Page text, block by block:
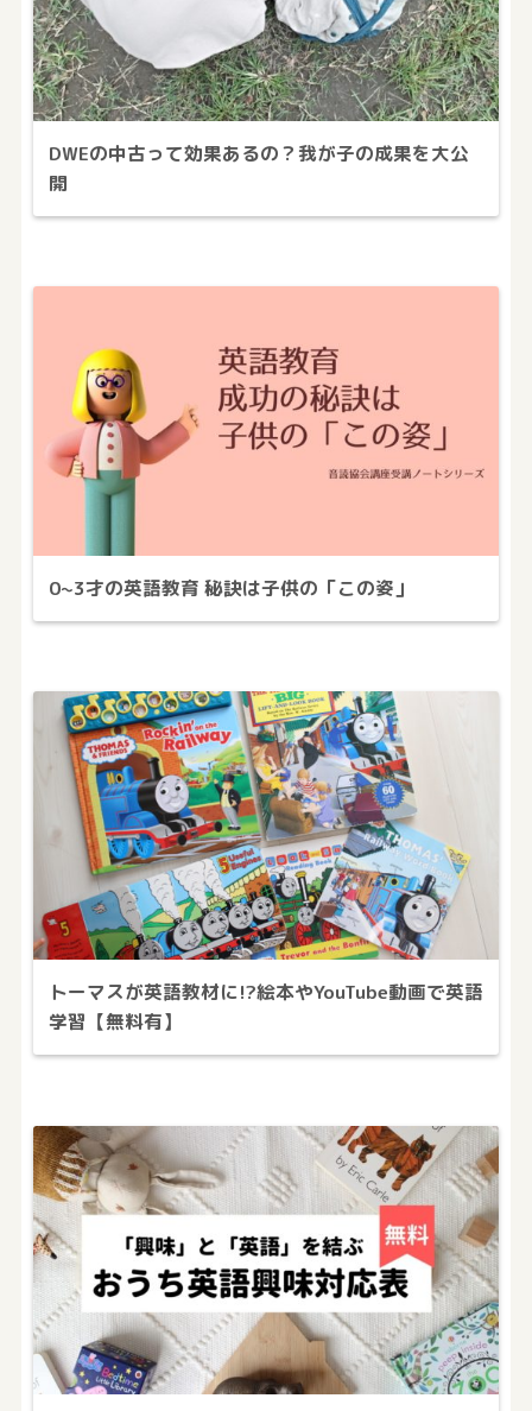
DWEの中古って効果あるの？我が子の成果を大公
開
0~3才の英語教育 秘訣は子供の「この姿」
トーマスが英語教材に!?絵本やYouTube動画で英語
学習【無料有】